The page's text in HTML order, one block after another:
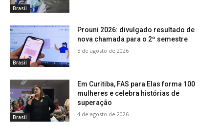
Brasil
Brasil
Prouni 2026: divulgado resultado de
nova chamada para o 2º semestre
5 de agosto de 2026
Brasil
Em Curitiba, FAS para Elas forma 100
mulheres e celebra histórias de
superação
4 de agosto de 2026